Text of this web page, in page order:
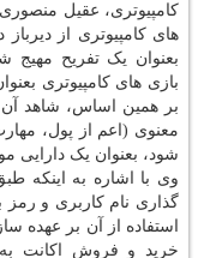
کامپیوتری، عقیل
های کامپیوتری از
بعنوان یک تفریح مهیج
بازی های کامپیوتری
بر همین اساس، شاهد آن
معنوی (اعم از پول،
شود، بعنوان یک دارایی
وی با اشاره به اینکه
گذاری نام کاربری و رمز
استفاده از آن بر عهده
خرید و فروش اکانت